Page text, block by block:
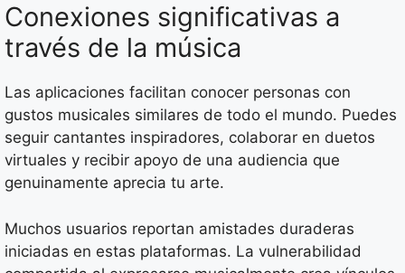
Conexiones significativas a
través de la música
Las aplicaciones facilitan conocer personas con
gustos musicales similares de todo el mundo. Puedes
seguir cantantes inspiradores, colaborar en duetos
virtuales y recibir apoyo de una audiencia que
genuinamente aprecia tu arte.
Muchos usuarios reportan amistades duraderas
iniciadas en estas plataformas. La vulnerabilidad